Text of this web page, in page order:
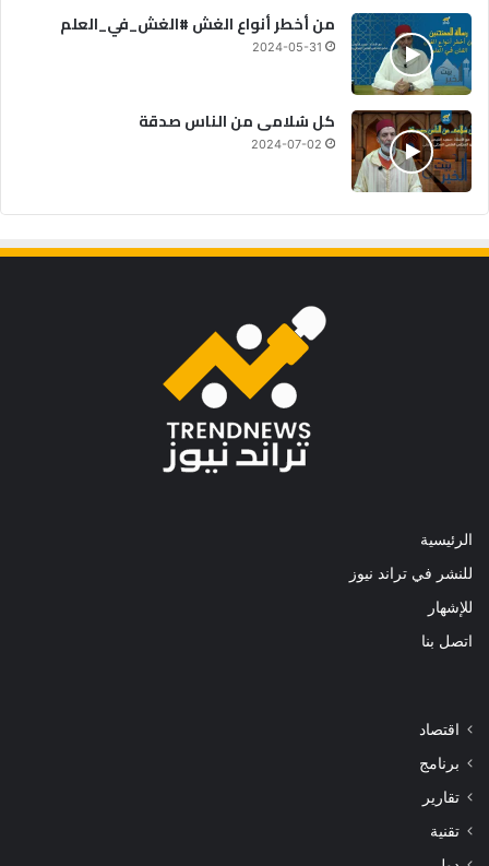
من أخطر أنواع الغش #الغش_في_العلم
2024-05-31
كل سُلامى من الناس صدقة
2024-07-02
الرئيسية
للنشر في تراند نيوز
للإشهار
اتصل بنا
اقتصاد
برنامج
تقارير
تقنية